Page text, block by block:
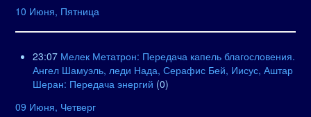
10 Июня, Пятница
23:07 Мелек Метатрон: Передача капель благословения.
Ангел Шамуэль, леди Нада, Серафис Бей, Иисус, Аштар
Шеран: Передача энергий (0)
09 Июня, Четверг